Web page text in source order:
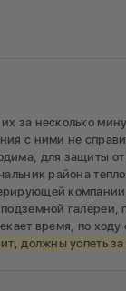
за несколько
с ними не
для защиты
района
компании
галереи,
время, по ходу
должны успеть за